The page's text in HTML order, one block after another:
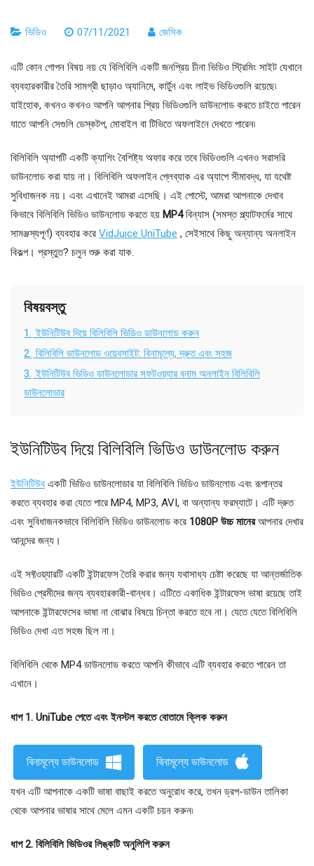
ভিডিও 07/11/2021 জেসিক
এটি কোন গোপন বিষয় নয় যে বিলিবিলি একটি জনপ্রিয় চীনা ভিডিও স্ট্রিমিং সাইট যেখানে
ব্যবহারকারীর তৈরি সামগ্রী ছাড়াও অ্যানিমে, কার্টুন এবং লাইভ ভিডিওগুলি রয়েছে৷
যাইহোক, কখনও কখনও আপনি আপনার প্রিয় ভিডিওগুলি ডাউনলোড করতে চাইতে পারেন
যাতে আপনি সেগুলি ডেস্কটপ, মোবাইল বা টিভিতে অফলাইনে দেখতে পারেন৷
বিলিবিলি অ্যাপটি একটি ক্যাশিং বৈশিষ্ট্য অফার করে তবে ভিডিওগুলি এখনও সরাসরি
ডাউনলোড করা যায় না। বিলিবিলি অফলাইন প্লেব্যাক এর অ্যাপে সীমাবদ্ধ, যা যথেষ্ট
সুবিধাজনক নয়। এবং এখানেই আমরা এসেছি। এই পোস্টে, আমরা আপনাকে দেখাব
কিভাবে বিলিবিলি ভিডিও ডাউনলোড করতে হয় MP4বিন্যাস (সমস্ত প্ল্যাটফর্মের সাথে
সামঞ্জস্যপূর্ণ) ব্যবহার করে VidJuice UniTube , সেইসাথে কিছু অন্যান্য অনলাইন
বিকল্প। প্রস্তুত? চলুন শুরু করা যাক.
বিষয়বস্তু
1.
ইউনিটিউব দিয়ে বিলিবিলি ভিডিও ডাউনলোড করুন
2. বিলিবিলি ডাউনলোড ওয়েবসাইট: বিনামূল্যে, দ্রুত এবং সহজ
3. ইউনিটিউব ভিডিও ডাউনলোডার সফটওয়্যার বনাম অনলাইন বিলিবিলি
ডাউনলোডার
ইউনিটিউব দিয়ে বিলিবিলি ভিডিও ডাউনলোড করুন
ইউনিটিউব একটি ভিডিও ডাউনলোডার যা বিলিবিলি ভিডিও ডাউনলোড এবং রূপান্তর
করতে ব্যবহার করা যেতে পারে MP4, MP3, AVI, বা অন্যান্য ফরম্যাটে। এটি দ্রুত
এবং সুবিধাজনকভাবে বিলিবিলি ভিডিও ডাউনলোড করে 1080P উচ্চ মানেরআপনার দেখার
আনন্দের জন্য।
এই সফ্টওয়্যারটি একটি ইন্টারফেস তৈরি করার জন্য যথাসাধ্য চেষ্টা করেছে যা আন্তর্জাতিক
ভিডিও প্রেমীদের জন্য ব্যবহারকারী-বান্ধব। এটিতে একাধিক ইন্টারফেস ভাষা রয়েছে তাই
আপনাকে ইন্টারফেসের ভাষা না বোঝার বিষয়ে চিন্তা করতে হবে না। যেতে যেতে বিলিবিলি
ভিডিও দেখা এত সহজ ছিল না।
বিলিবিলি থেকে MP4 ডাউনলোড করতে আপনি কীভাবে এটি ব্যবহার করতে পারেন তা
এখানে।
ধাপ 1. UniTube পেতে এবং ইনস্টল করতে বোতামে ক্লিক করুন
বিনামূল্যে ডাউনলোড বিনামূল্যে ডাউনলোড
যখন এটি আপনাকে একটি ভাষা বাছাই করতে অনুরোধ করে, তখন ড্রপ-ডাউন তালিকা
থেকে আপনার ভাষার সাথে মেলে এমন একটি চয়ন করুন৷
ধাপ 2. বিলিবিলি ভিডিওর লিঙ্কটি অনুলিপি করুন